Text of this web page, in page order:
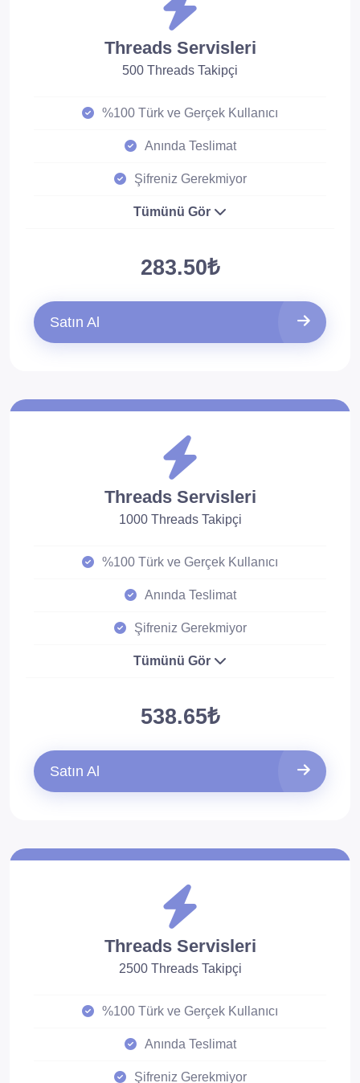
Threads Servisleri
500 Threads Takipçi
%100 Türk ve Gerçek Kullanıcı
Anında Teslimat
Şifreniz Gerekmiyor
Tümünü Gör
283.50₺
Satın Al
Threads Servisleri
1000 Threads Takipçi
%100 Türk ve Gerçek Kullanıcı
Anında Teslimat
Şifreniz Gerekmiyor
Tümünü Gör
538.65₺
Satın Al
Threads Servisleri
2500 Threads Takipçi
%100 Türk ve Gerçek Kullanıcı
Anında Teslimat
Şifreniz Gerekmiyor